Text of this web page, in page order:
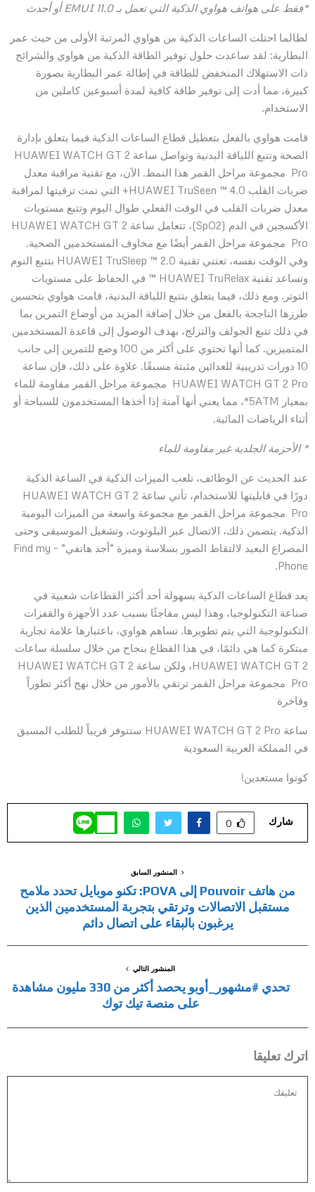
*فقط على هواتف هواوي الذكية التي تعمل بـEMUI 11.0أو أحدث
لطالما احتلت الساعات الذكية من هواوي المرتبة الأولى من حيث عمر
البطارية: لقد ساعدت حلول توفير الطاقة الذكية من هواوي والشرائح
ذات الاستهلاك المنخفض للطاقة في إطالة عمر البطارية بصورة
كبيرة، مما أدت إلى توفير طاقة كافية لمدة أسبوعين كاملين من
الاستخدام.
قامت هواوي بالفعل بتعطيل قطاع الساعات الذكية فيما يتعلق بإدارة
الصحة وتتبع اللياقة البدنية وتواصل ساعة HUAWEI WATCH GT 2
Pro مجموعة مراحل القمر هذا النمط. الآن، مع تقنية مراقبة معدل
ضربات القلب HUAWEI TruSeen ™ 4.0+ التي تمت ترقيتها لمراقبة
معدل ضربات القلب في الوقت الفعلي طوال اليوم وتتبع مستويات
الأكسجين في الدم (SpO2)، تتعامل ساعة HUAWEI WATCH GT 2
Pro مجموعة مراحل القمر أيضًا مع مخاوف المستخدمين الصحية.
وفي الوقت نفسه، تعتني تقنية HUAWEI TruSleep ™ 2.0 بتتبع النوم
وتساعد تقنية HUAWEI TruRelax ™ في الحفاظ على مستويات
التوتر. ومع ذلك، فيما يتعلق بتتبع اللياقة البدنية، قامت هواوي بتحسين
طرزها الناجحة بالفعل من خلال إضافة المزيد من أوضاع التمرين بما
في ذلك تتبع الجولف والتزلج، بهدف الوصول إلى قاعدة المستخدمين
المتميزين. كما أنها تحتوي على أكثر من 100 وضع للتمرين إلى جانب
10 دورات تدريبية للعدائين مثبتة مسبقًا. علاوة على ذلك، فإن ساعة
HUAWEI WATCH GT 2 Pro مجموعة مراحل القمر مقاومة للماء
بمعيار 5ATM*، مما يعني أنها آمنة إذا أخذها المستخدمون للسباحة أو
أثناء الرياضات المائية.
* الأحزمة الجلدية غير مقاومة للماء
عند الحديث عن الوظائف، تلعب الميزات الذكية في الساعة الذكية
دورًا في قابليتها للاستخدام، تأتي ساعة HUAWEI WATCH GT 2
Pro مجموعة مراحل القمر مع مجموعة واسعة من الميزات اليومية
الذكية. يتضمن ذلك، الاتصال عبر البلوتوث، وتشغيل الموسيقى وحتى
المصراع البعيد لالتقاط الصور بسلاسة وميزة “أجد هاتفي” – Find my
Phone.
يعد قطاع الساعات الذكية بسهولة أحد أكثر القطاعات شعبية في
صناعة التكنولوجيا، وهذا ليس مفاجئًا بسبب عدد الأجهزة والقفزات
التكنولوجية التي يتم تطويرها. تساهم هواوي، باعتبارها علامة تجارية
مبتكرة كما هي دائمًا، في هذا القطاع بنجاح من خلال سلسلة ساعات
HUAWEI WATCH GT 2، ولكن ساعة HUAWEI WATCH GT 2
Pro مجموعة مراحل القمر ترتقي بالأمور من خلال نهج أكثر تطوراً
وفاخرة
ساعة HUAWEI WATCH GT 2 Pro
ستتوفر قريباً للطلب المسبق
في المملكة العربية السعودية
كونوا مستعدين!
شارك 0
المنشور السابق
من هاتف Pouvoir إلى POVA: تكنو موبايل تحدد ملامح
مستقبل الاتصالات وترتقي بتجربة المستخدمين الذين
يرغبون بالبقاء على اتصال دائم
المنشور التالي
تحدي #مشهور_أوبو يحصد أكثر من 330 مليون مشاهدة
على منصة تيك توك
اترك تعليقا